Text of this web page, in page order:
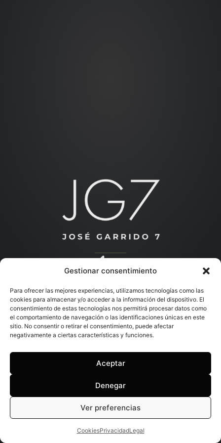
Gestionar consentimiento
Para ofrecer las mejores experiencias, utilizamos tecnologías como las
cookies para almacenar y/o acceder a la información del dispositivo. El
consentimiento de estas tecnologías nos permitirá procesar datos como
el comportamiento de navegación o las identificaciones únicas en este
sitio. No consentir o retirar el consentimiento, puede afectar
negativamente a ciertas características y funciones.
Aceptar
Denegar
Ver preferencias
CookiesPrivacidadLegal
Descubre más